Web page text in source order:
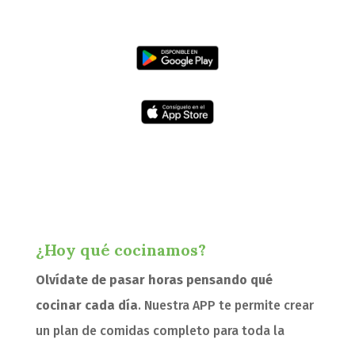
¿Hoy qué cocinamos?
Olvídate de pasar horas pensando qué
cocinar cada día. Nuestra APP te permite crear
un plan de comidas completo para toda la